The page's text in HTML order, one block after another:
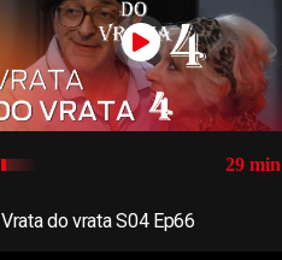
29 min
Vrata do vrata S04 Ep66